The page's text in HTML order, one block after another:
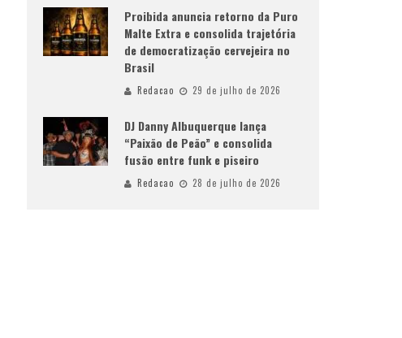
Proibida anuncia retorno da Puro
Malte Extra e consolida trajetória
de democratização cervejeira no
Brasil
Redacao 29 de julho de 2026
DJ Danny Albuquerque lança
“Paixão de Peão” e consolida
fusão entre funk e piseiro
Redacao 28 de julho de 2026